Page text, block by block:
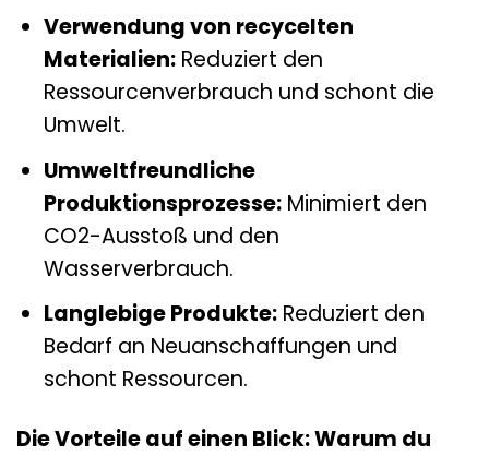
Verwendung von recycelten
Materialien:Reduziert den
Ressourcenverbrauch und schont die
Umwelt.
Umweltfreundliche
Produktionsprozesse:Minimiert den
CO2-Ausstoß und den
Wasserverbrauch.
Langlebige Produkte:Reduziert den
Bedarf an Neuanschaffungen und
schont Ressourcen.
Die Vorteile auf einen Blick: Warum du